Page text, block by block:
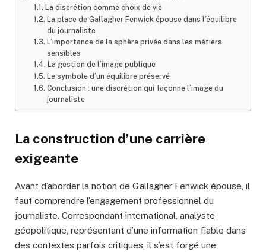
La discrétion comme choix de vie
La place de Gallagher Fenwick épouse dans l’équilibre
du journaliste
L’importance de la sphère privée dans les métiers
sensibles
La gestion de l’image publique
Le symbole d’un équilibre préservé
Conclusion : une discrétion qui façonne l’image du
journaliste
La construction d’une carrière
exigeante
Avant d’aborder la notion de Gallagher Fenwick épouse, il
faut comprendre l’engagement professionnel du
journaliste. Correspondant international, analyste
géopolitique, représentant d’une information fiable dans
des contextes parfois critiques, il s’est forgé une